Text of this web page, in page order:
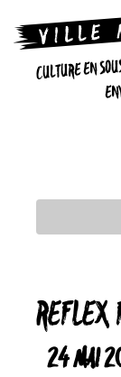
CULTURE EN
REFLEX
24 MAI